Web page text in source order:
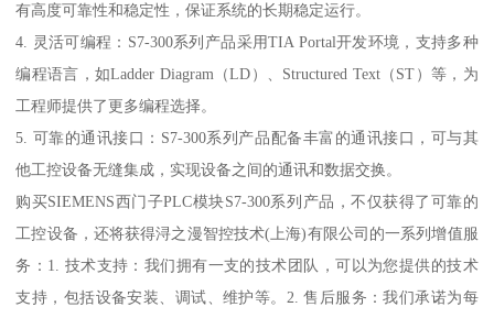
有高度可靠性和稳定性，保证系统的长期稳定运行。
4. 灵活可编程：S7-300系列产品采用TIA Portal开发环境，支持多种
编程语言，如Ladder Diagram（LD）、Structured Text（ST）等，为
工程师提供了更多编程选择。
5. 可靠的通讯接口：S7-300系列产品配备丰富的通讯接口，可与其
他工控设备无缝集成，实现设备之间的通讯和数据交换。
购买SIEMENS西门子PLC模块S7-300系列产品，不仅获得了可靠的
工控设备，还将获得浔之漫智控技术(上海)有限公司的一系列增值服
务：1. 技术支持：我们拥有一支的技术团队，可以为您提供的技术
支持，包括设备安装、调试、维护等。2. 售后服务：我们承诺为每